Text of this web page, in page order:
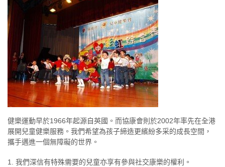
健樂運動早於1966年起源自英國。而協康會則於2002年率先在全港
展開兒童健樂服務。我們希望為孩子締造更繽紛多采的成長空間，
攜手邁進一個無障礙的世界。
1. 我們深信有特殊需要的兒童亦享有參與社交康樂的權利。